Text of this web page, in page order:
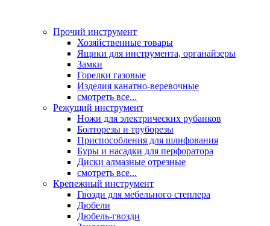
Прочий инструмент
Хозяйственные товары
Ящики для инструмента, органайзеры
Замки
Горелки газовые
Изделия канатно-веревочные
смотреть все...
Режущий инструмент
Ножи для электрических рубанков
Болторезы и труборезы
Приспособления для шлифования
Буры и насадки для перфоратора
Диски алмазные отрезные
смотреть все...
Крепежный инструмент
Гвозди для мебельного степлера
Дюбели
Дюбель-гвозди